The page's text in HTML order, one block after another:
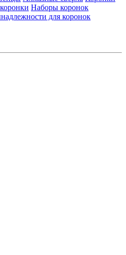
Наборы коронок
для коронок